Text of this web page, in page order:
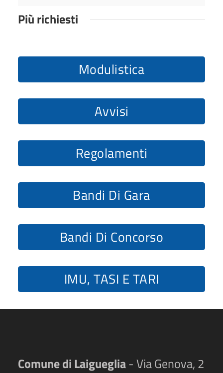
l
a
e
l
a
r
t
l
Più richiesti
Modulistica
Avvisi
Regolamenti
Bandi Di Gara
Bandi Di Concorso
IMU, TASI E TARI
Comune di Laigueglia- Via Genova, 2